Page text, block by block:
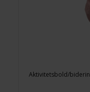
Aktivitetsbold/